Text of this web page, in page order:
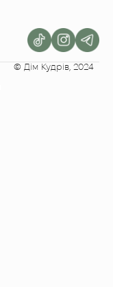
© Дім Кудрів, 2024